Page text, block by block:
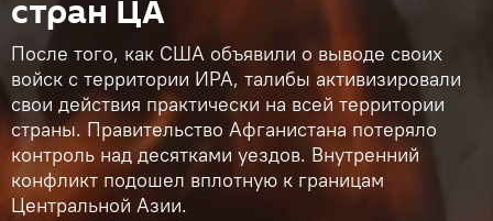
стран ЦА
После того, как США объявили о выводе своих
войск с территории ИРА, талибы активизировали
свои действия практически на всей территории
страны. Правительство Афганистана потеряло
контроль над десятками уездов. Внутренний
конфликт подошел вплотную к границам
Центральной Азии.